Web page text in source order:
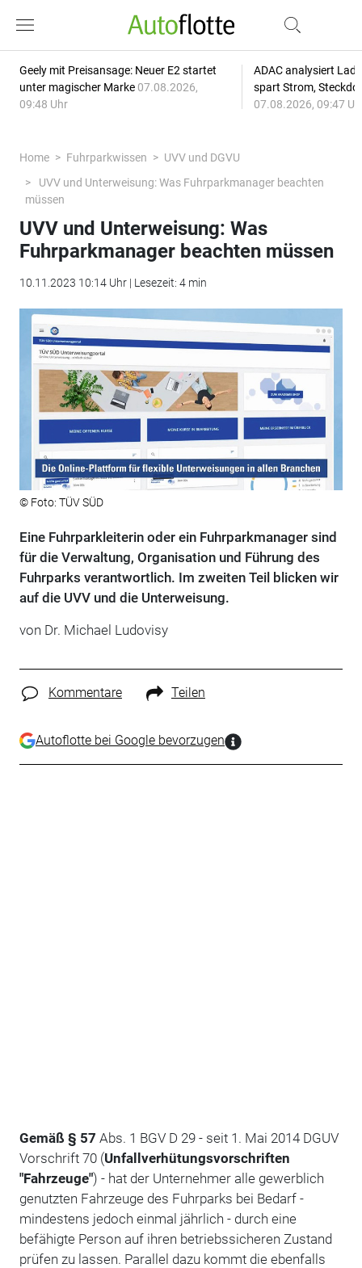
Geely mit Preisansage: Neuer E2 startet
unter magischer Marke 07.08.2026,
09:48 Uhr
ADAC analysiert
spart Strom,
07.08.2026, 09:47
Home Fuhrparkwissen
UVV und DGVU
UVV und Unterweisung: Was Fuhrparkmanager beachten
müssen
UVV und Unterweisung: Was
Fuhrparkmanager beachten müssen
10.11.2023 10:14 Uhr | Lesezeit: 4 min
© Foto: TÜV SÜD
Eine Fuhrparkleiterin oder ein Fuhrparkmanager sind
für die Verwaltung, Organisation und Führung des
Fuhrparks verantwortlich. Im zweiten Teil blicken wir
auf die UVV und die Unterweisung.
von Dr. Michael Ludovisy
Kommentare Teilen
Autoflotte bei Google bevorzugen
Gemäß § 57 Abs. 1 BGV D 29 - seit 1. Mai 2014 DGUV
Vorschrift 70 (Unfallverhütungsvorschriften
"Fahrzeuge") - hat der Unternehmer alle gewerblich
genutzten Fahrzeuge des Fuhrparks bei Bedarf -
mindestens jedoch einmal jährlich - durch eine
befähigte Person auf ihren betriebssicheren Zustand
prüfen zu lassen. Parallel dazu kommt die ebenfalls